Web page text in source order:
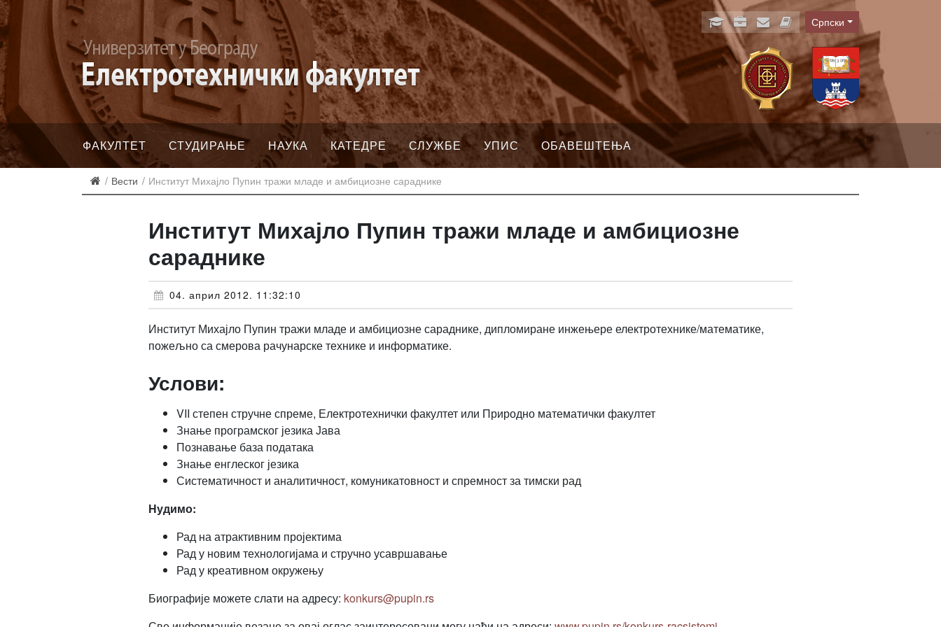
Language
Српски
ФАКУЛТЕТ СТУДИРАЊЕ НАУКА КАТЕДРЕ СЛУЖБЕ УПИС ОБАВЕШТЕЊА
Вести Институт Михајло Пупин тражи младе и амбициозне сараднике
Институт Михајло Пупин тражи младе и амбициозне
сараднике
04. април 2012. 11:32:10
Институт Михајло Пупин тражи младе и амбициозне сараднике, дипломиране инжењере електротехнике/математике,
пожељно са смерова рачунарске технике и информатике.
Услови:
VII степен стручне спреме, Електротехнички факултет или Природно математички факултет
Знање програмског језика Јава
Познавање база података
Знање енглеског језика
Систематичност и аналитичност, комуникатовност и спремност за тимски рад
Нудимо:
Рад на атрактивним пројектима
Рад у новим технологијама и стручно усавршавање
Рад у креативном окружењу
Биографије можете слати на адресу: konkurs@pupin.rs